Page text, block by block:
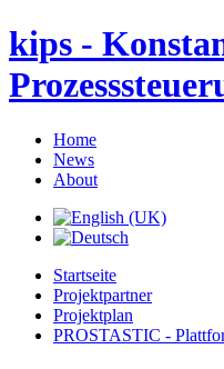
kips -
Home
News
About
Startseite
Projektpartner
Projektplan
PROSTASTIC -